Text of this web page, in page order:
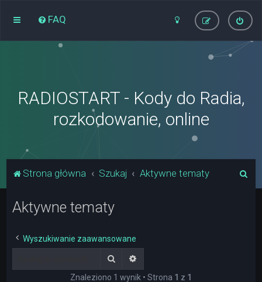
FAQ
RADIOSTART - Kody do Radia,
rozkodowanie, online
Strona główna Szukaj Aktywne tematy
Aktywne tematy
Wyszukiwanie zaawansowane
Szukaj
Znaleziono 1 wynik • Strona 1 z 1